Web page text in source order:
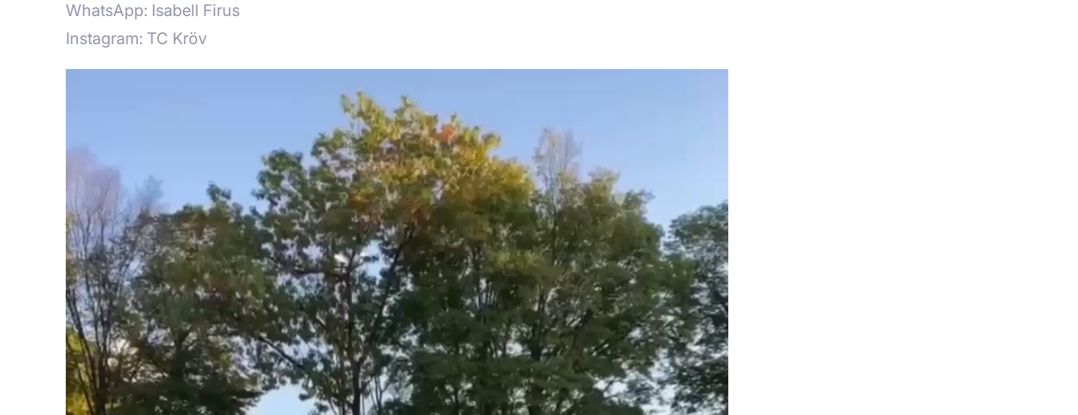
WhatsApp: Isabell Firus
Instagram: TC Kröv